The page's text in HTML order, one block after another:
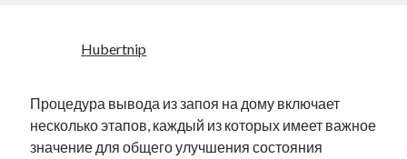
Hubertnip
Процедура вывода из запоя на дому включает
несколько этапов, каждый из которых имеет важное
значение для общего улучшения состояния